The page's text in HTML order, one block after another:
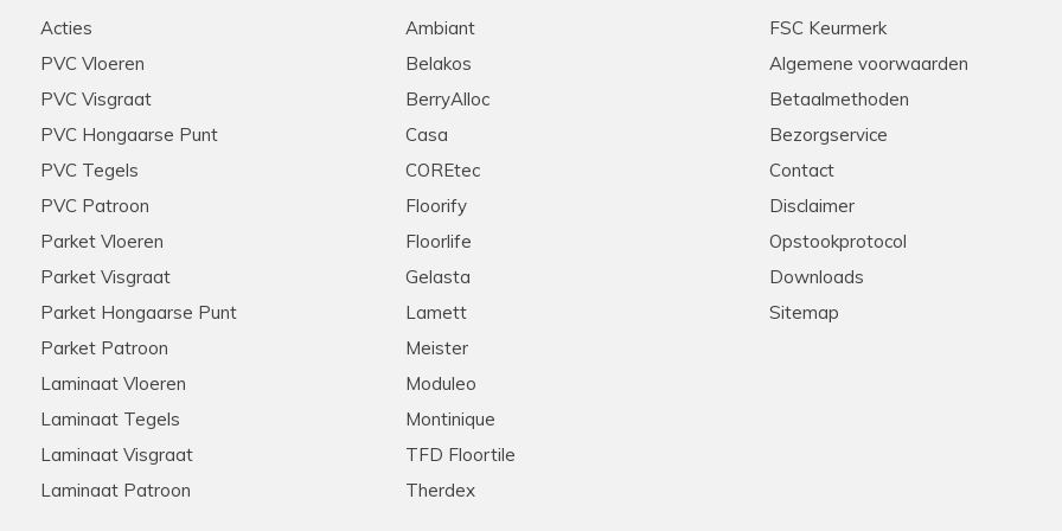
zouden aanschaffen
keuze gemaakt
ook de woonkamer en de
na wat zoekwerk een
dit werd snel en zonder
, met zeer ruime
raden ze aan iedereen aan!
zijn klanten! Meerdere
via de telefoon. Kent zijn
hartelijk bedankt
28-11-2025
Aanrader in alle opzichten!
Meedenkend, flexibel, snelle levering, goede prijs-kwaliteit. Heel erg
tevreden klanten hier!
Acties
PVC Vloeren
PVC Visgraat
PVC Hongaarse Punt
PVC Tegels
PVC Patroon
Parket Vloeren
Parket Visgraat
Parket Hongaarse Punt
Parket Patroon
Laminaat Vloeren
Laminaat Tegels
Laminaat Visgraat
Laminaat Patroon
Ambiant
Belakos
BerryAlloc
Casa
COREtec
Floorify
Floorlife
Gelasta
Lamett
Meister
Moduleo
Montinique
TFD Floortile
Therdex
FSC Keurmerk
Algemene voorwaarden
Betaalmethoden
Bezorgservice
Contact
Disclaimer
Opstookprotocol
Downloads
Sitemap